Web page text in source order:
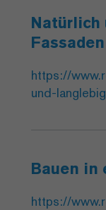
Natürlich
https://
und-
Bauen in
https://